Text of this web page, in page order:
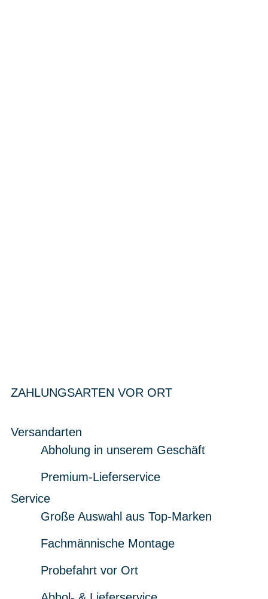
ZAHLUNGSARTEN VOR ORT
Versandarten
Abholung in unserem Geschäft
Premium-Lieferservice
Service
Große Auswahl aus Top-Marken
Fachmännische Montage
Probefahrt vor Ort